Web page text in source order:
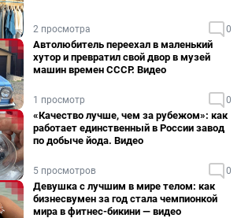
2 просмотра 0
Автолюбитель переехал в маленький
хутор и превратил свой двор в музей
машин времен СССР. Видео
1 просмотр 0
«Качество лучше, чем за рубежом»: как
работает единственный в России завод
по добыче йода. Видео
5 просмотров 0
Девушка с лучшим в мире телом: как
бизнесвумен за год стала чемпионкой
мира в фитнес-бикини — видео